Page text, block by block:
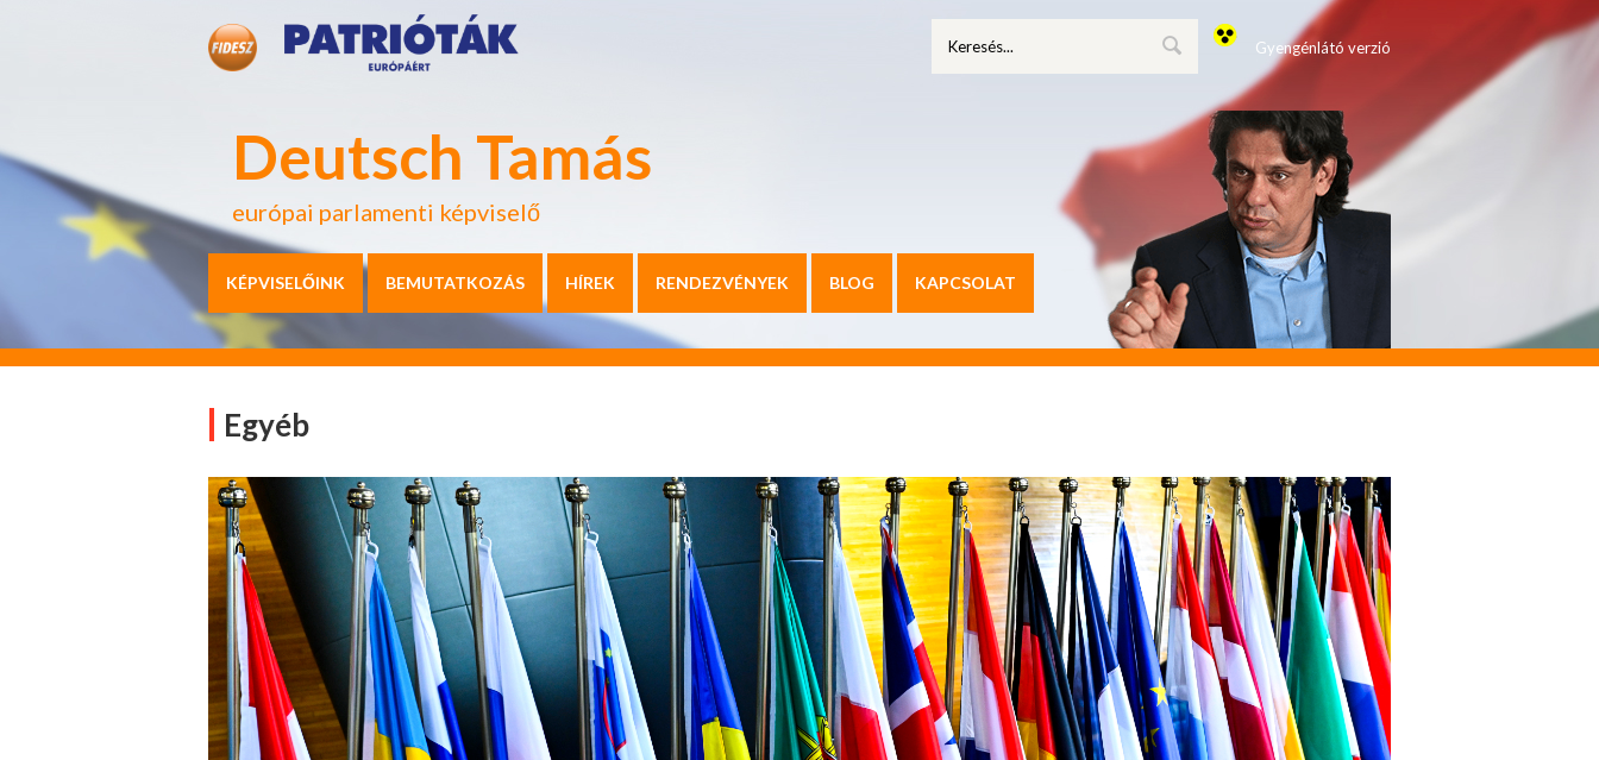
Deutsch Tamás
európai parlamenti képviselő
Gyengénlátó verzió
KÉPVISELŐINK BEMUTATKOZÁS HÍREK RENDEZVÉNYEK BLOG KAPCSOLAT
Egyéb